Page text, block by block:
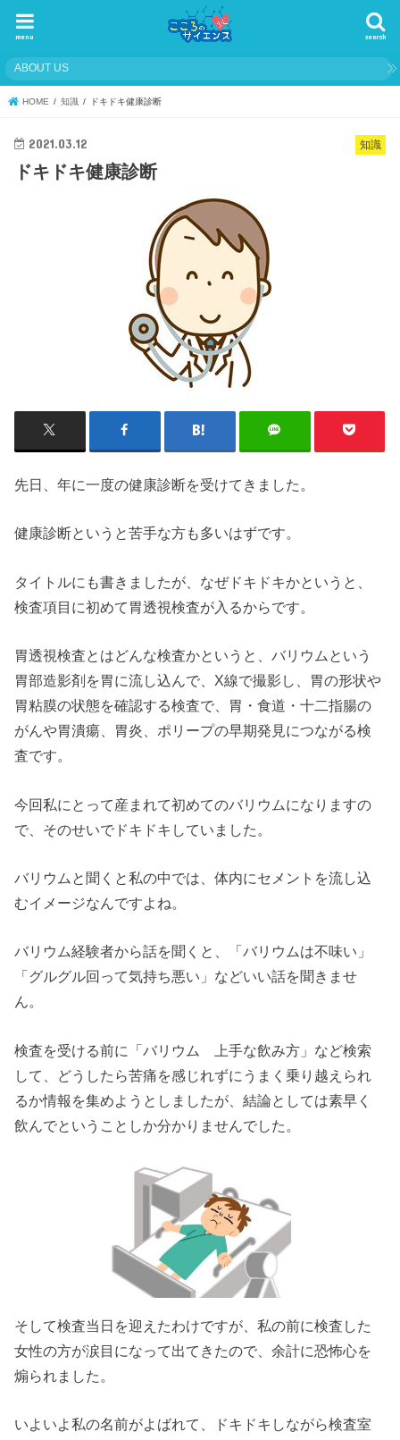
search
menu
ABOUT US
HOME 知識 ドキドキ健康診断
知識
2021.03.12
ドキドキ健康診断
先日、年に一度の健康診断を受けてきました。
健康診断というと苦手な方も多いはずです。
タイトルにも書きましたが、なぜドキドキかというと、
検査項目に初めて胃透視検査が入るからです。
胃透視検査とはどんな検査かというと、バリウムという
胃部造影剤を胃に流し込んで、X線で撮影し、胃の形状や
胃粘膜の状態を確認する検査で、胃・食道・十二指腸の
がんや胃潰瘍、胃炎、ポリープの早期発見につながる検
査です。
今回私にとって産まれて初めてのバリウムになりますの
で、そのせいでドキドキしていました。
バリウムと聞くと私の中では、体内にセメントを流し込
むイメージなんですよね。
バリウム経験者から話を聞くと、「バリウムは不味い」
「グルグル回って気持ち悪い」などいい話を聞きませ
ん。
検査を受ける前に「バリウム 上手な飲み方」など検索
して、どうしたら苦痛を感じれずにうまく乗り越えられ
るか情報を集めようとしましたが、結論としては素早く
飲んでということしか分かりませんでした。
そして検査当日を迎えたわけですが、私の前に検査した
女性の方が涙目になって出てきたので、余計に恐怖心を
煽られました。
いよいよ私の名前がよばれて、ドキドキしながら検査室